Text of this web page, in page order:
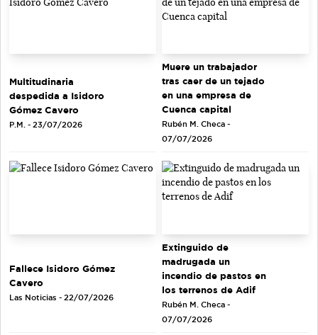
Multitudinaria
despedida a Isidoro
Gómez Cavero
P.M. - 23/07/2026
Muere un trabajador
tras caer de un tejado
en una empresa de
Cuenca capital
Rubén M. Checa -
07/07/2026
Fallece Isidoro Gómez
Cavero
Las Noticias - 22/07/2026
Extinguido de
madrugada un
incendio de pastos en
los terrenos de Adif
Rubén M. Checa -
07/07/2026